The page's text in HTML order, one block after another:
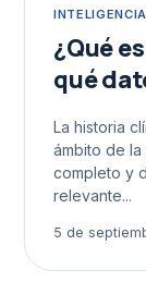
¿Qué
qué
La historia
ámbito de
completo y
relevante...
5 de